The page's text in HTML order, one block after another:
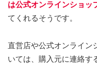
は公式オンラインショッ
てくれるそうです。
直営店や公式オンライン
いては、購入元に連絡す